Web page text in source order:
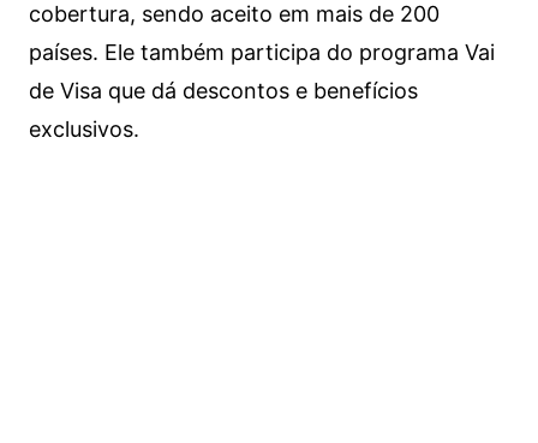
cobertura, sendo aceito em mais de 200
países. Ele também participa do programa Vai
de Visa que dá descontos e benefícios
exclusivos.